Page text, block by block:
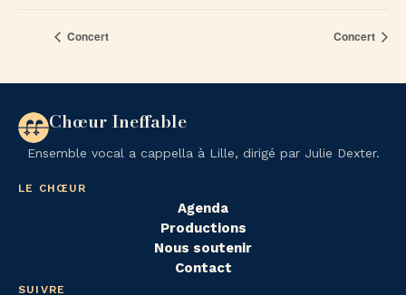
Concert Concert
Chœur Ineffable
Ensemble vocal a cappella à Lille, dirigé par Julie Dexter.
LE CHŒUR
Agenda
Productions
Nous soutenir
Contact
SUIVRE